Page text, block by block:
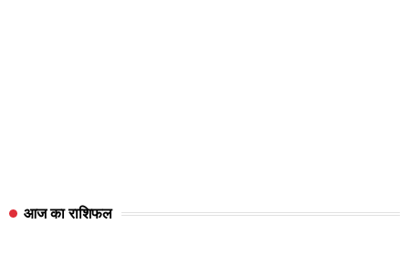
आज का राशिफल